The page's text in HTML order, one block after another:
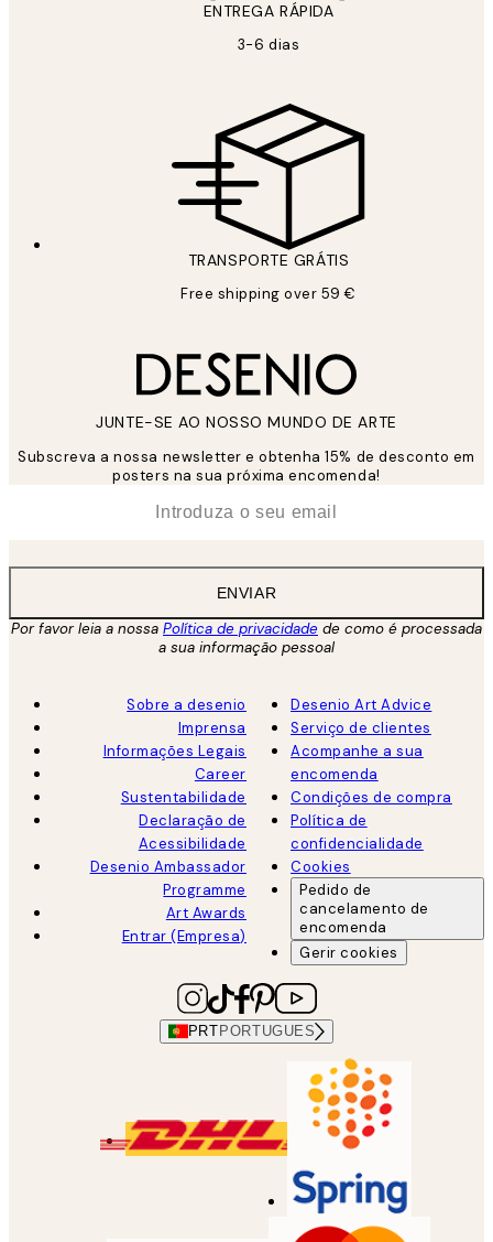
ENTREGA RÁPIDA
3-6 dias
TRANSPORTE GRÁTIS
Free shipping over 59 €
JUNTE-SE AO NOSSO MUNDO DE ARTE
Subscreva a nossa newsletter e obtenha 15% de desconto em
posters na sua próxima encomenda!
ENVIAR
Por favor leia a nossa Política de privacidade de como é processada
a sua informação pessoal
Sobre a desenio
Imprensa
Informações Legais
Career
Sustentabilidade
Declaração de
Acessibilidade
Desenio Ambassador
Programme
Art Awards
Entrar (Empresa)
Desenio Art Advice
Serviço de clientes
Acompanhe a sua
encomenda
Condições de compra
Política de
confidencialidade
Cookies
Pedido de
cancelamento de
encomenda
Gerir cookies
PRT PORTUGUES